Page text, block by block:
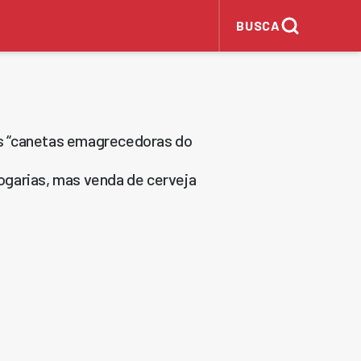
BUSCA
emagrecedoras do
mas venda de cerveja